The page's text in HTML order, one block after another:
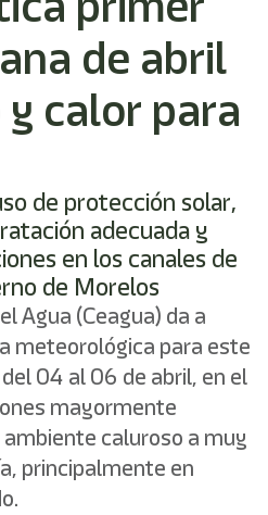
de abril
calor para
de protección solar,
adecuada y
en los canales de
de Morelos
Agua (Ceagua) da a
meteorológica para este
04 al 06 de abril, en el
mayormente
caluroso a muy
principalmente en